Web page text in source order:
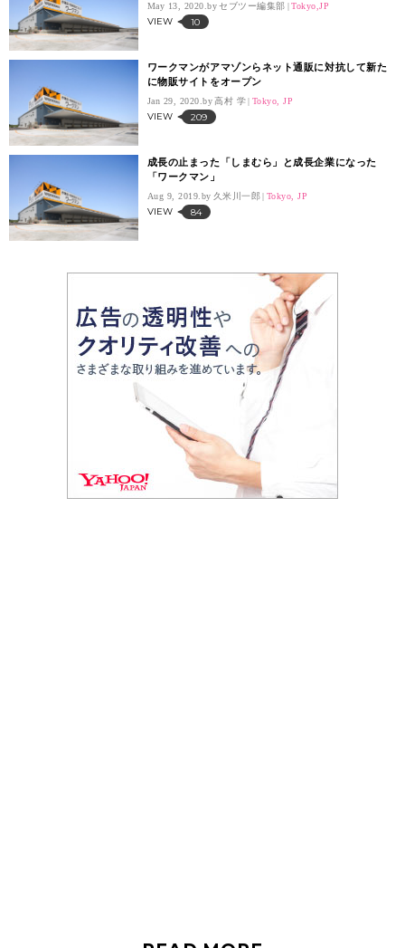
May 13, 2020. セブツー編集部 Tokyo,JP
VIEW 10
ワークマンがアマゾンらネット通販に対抗して新た
に物販サイトをオープン
Jan 29, 2020. 高村 学 Tokyo, JP
VIEW 209
成長の止まった「しまむら」と成長企業になった
「ワークマン」
Aug 9, 2019. 久米川一郎 Tokyo, JP
VIEW 84